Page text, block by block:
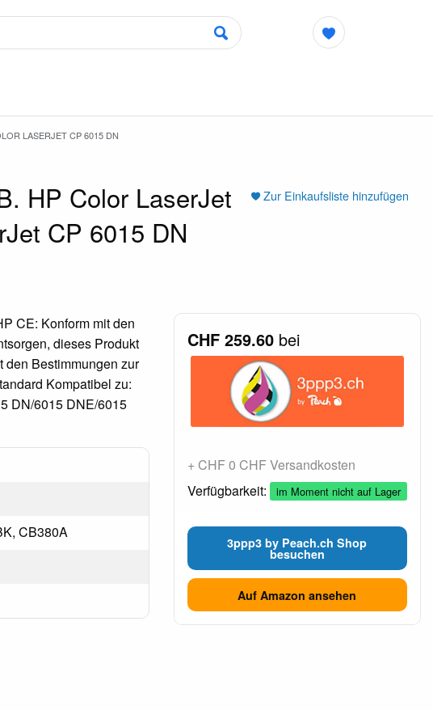
LASERJET CP 6015 DN
Zur Einkaufsliste hinzufügen
HP Color LaserJet
CP 6015 DN
CE: Konform mit den
dieses Produkt
den Bestimmungen zur
Kompatibel zu:
DN/6015 DNE/6015
CB380A
CHF 259.60bei
+ CHF 0 CHF Versandkosten
Verfügbarkeit:
im Moment nicht auf Lager
3ppp3 by Peach.ch Shop
besuchen
Auf Amazon ansehen